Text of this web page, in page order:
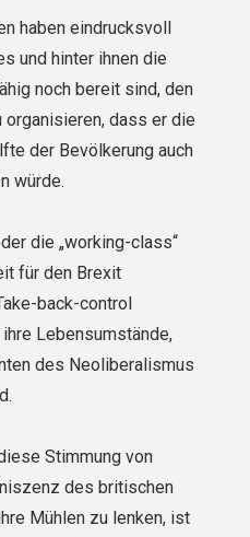
haben eindrucksvoll
und hinter ihnen die
noch bereit sind, den
dass er die
der Bevölkerung auch
würde.
die „working-class“
für den Brexit
back-control
Lebensumstände,
des Neoliberalismus
Stimmung von
des britischen
Mühlen zu lenken, ist